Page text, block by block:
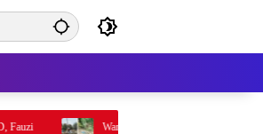
Warga Pertanyakan Mutu Proyek Jembatan